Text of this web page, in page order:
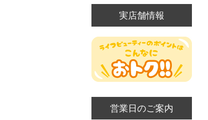
実店舗情報
営業日のご案内